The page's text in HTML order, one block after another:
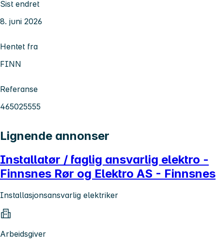
Sist endret
8. juni 2026
Hentet fra
FINN
Referanse
465025555
Lignende annonser
Installatør / faglig ansvarlig elektro -
Finnsnes Rør og Elektro AS - Finnsnes
Installasjonsansvarlig elektriker
Arbeidsgiver